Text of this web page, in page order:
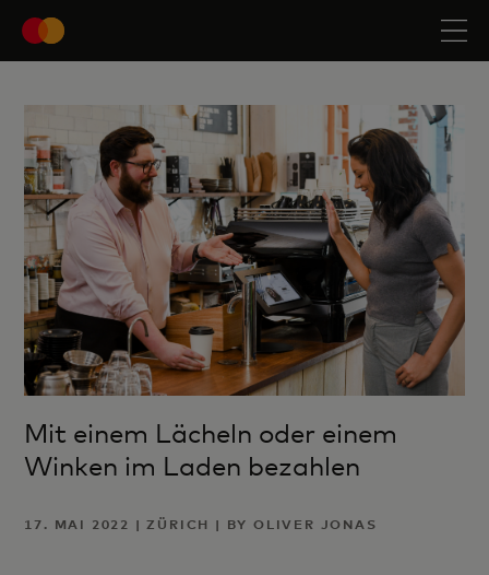
Mit einem Lächeln oder einem
Winken im Laden bezahlen
17. MAI 2022 | ZÜRICH | BY OLIVER JONAS